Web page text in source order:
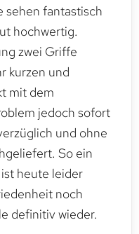
fantastisch
hochwertig.
zwei Griffe
kurzen und
mit dem
jedoch sofort
und ohne
So ein
heute leider
noch
definitiv wieder.